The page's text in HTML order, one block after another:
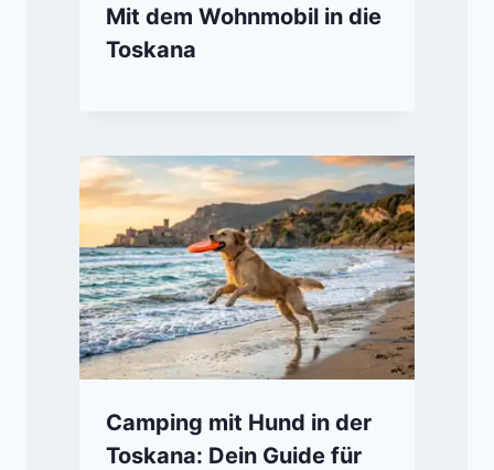
Mit dem Wohnmobil in die
Toskana
Camping mit Hund in der
Toskana: Dein Guide für